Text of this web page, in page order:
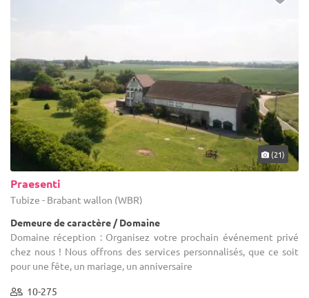
(21)
Praesenti
Tubize - Brabant wallon (WBR)
Demeure de caractère / Domaine
Domaine réception : Organisez votre prochain événement privé
chez nous ! Nous offrons des services personnalisés, que ce soit
pour une fête, un mariage, un anniversaire
10-275